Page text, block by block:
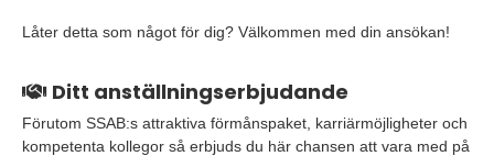
Låter detta som något för dig? Välkommen med din ansökan!
Ditt anställningserbjudande
Förutom SSAB:s attraktiva förmånspaket, karriärmöjligheter och
kompetenta kollegor så erbjuds du här chansen att vara med på